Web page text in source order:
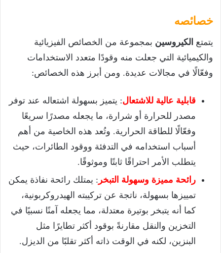
خصائصه
يتمتع الكيروسين بمجموعة من الخصائص الفيزيائية
والكيميائية التي جعلت منه وقودًا متعدد الاستخدامات
وفعّالًا في مجالات عديدة. ومن أبرز هذه الخصائص:
قابلية عالية للاشتعال: يتميز بسهولة اشتعاله عند توفر
مصدر للحرارة أو شرارة، ما يجعله مصدرًا سريعًا
وفعّالًا للطاقة الحرارية. وتُعد هذه الخاصية من أهم
أسباب استخدامه في التدفئة ووقود الطائرات، حيث
يتطلب الأمر احتراقًا ثابتًا وموثوقًا.
رائحة مميزة وسهولة التبخر : يمتلك رائحة نفاذة يمكن
تمييزها بسهولة، ناتجة عن تركيبته الهيدروكربونية،
كما أنه يتبخر بوتيرة معتدلة، مما يجعله آمنًا نسبيًا في
التخزين والنقل مقارنةً بوقود أكثر تطايرًا مثل
البنزين، لكنه في الوقت ذاته أكثر تقلبًا من الديزل.